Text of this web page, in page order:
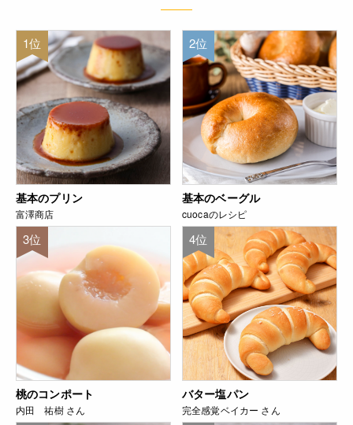
1位
基本のプリン
富澤商店
2位
基本のベーグル
cuocaのレシピ
3位
桃のコンポート
内田 祐樹 さん
4位
バター塩パン
完全感覚ベイカー さん